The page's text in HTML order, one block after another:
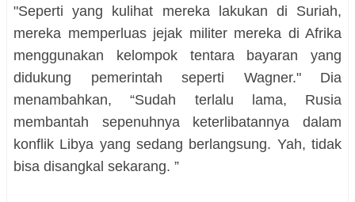
"Seperti yang kulihat mereka lakukan di Suriah,
mereka memperluas jejak militer mereka di Afrika
menggunakan kelompok tentara bayaran yang
didukung pemerintah seperti Wagner." Dia
menambahkan, “Sudah terlalu lama, Rusia
membantah sepenuhnya keterlibatannya dalam
konflik Libya yang sedang berlangsung. Yah, tidak
bisa disangkal sekarang. ”